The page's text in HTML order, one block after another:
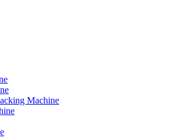
Machine